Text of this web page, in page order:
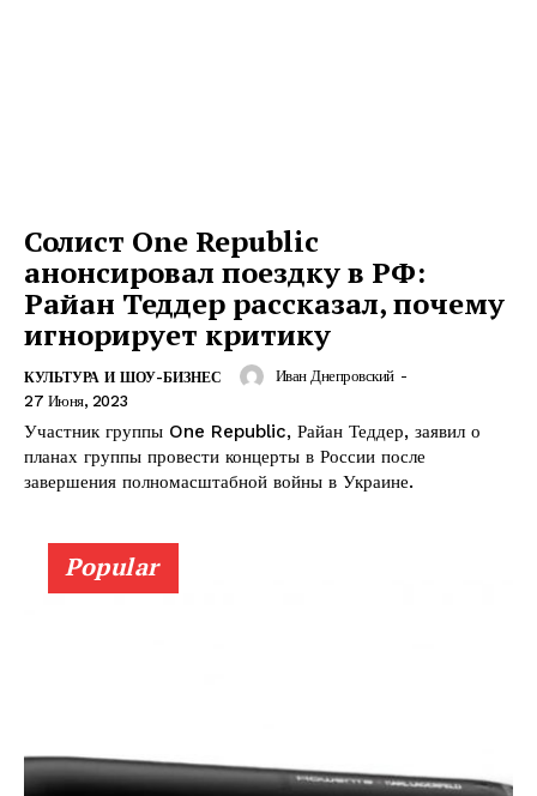
Солист One Republic
анонсировал поездку в РФ:
Райан Теддер рассказал, почему
игнорирует критику
КУЛЬТУРА И ШОУ-БИЗНЕС Иван Днепровский -
27 Июня, 2023
Участник группы One Republic, Райан Теддер, заявил о
планах группы провести концерты в России после
завершения полномасштабной войны в Украине.
Popular